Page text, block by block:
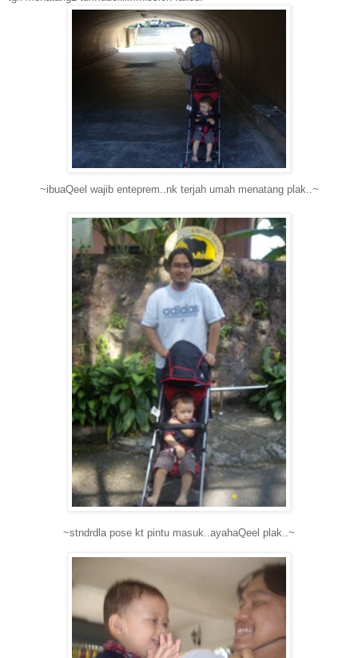
~ibuaQeel wajib enteprem..nk terjah umah menatang plak..~
~stndrdla pose kt pintu masuk..ayahaQeel plak..~